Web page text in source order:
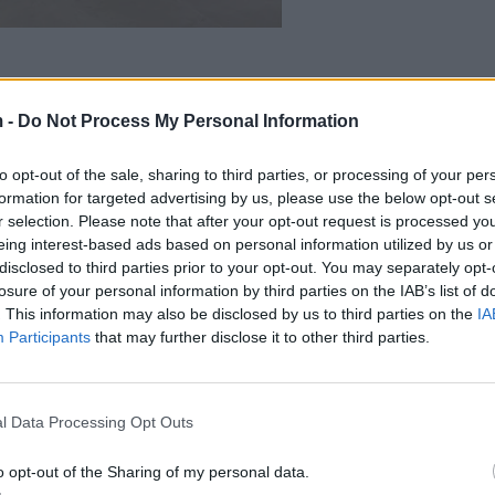
- Do Not Process My Personal Information
opt-out of the sale, sharing to third parties, or processing of your
for targeted advertising by us, please use the below opt-out
selection. Please note that after your opt-out request is processed
interest-based ads based on personal information utilized by us
to third parties prior to your opt-out. You may separately
of your personal information by third parties on the IAB’s list of
This information may also be disclosed by us to third parties on the
Participants that may further disclose it to other third parties.
Data Processing Opt Outs
opt-out of the Sharing of my personal data.
feston ditëlindjen, sa vjeç
(VIDEO)
Manjola Nallbani përlotet në
shtëpia ishte shumë e rëndë